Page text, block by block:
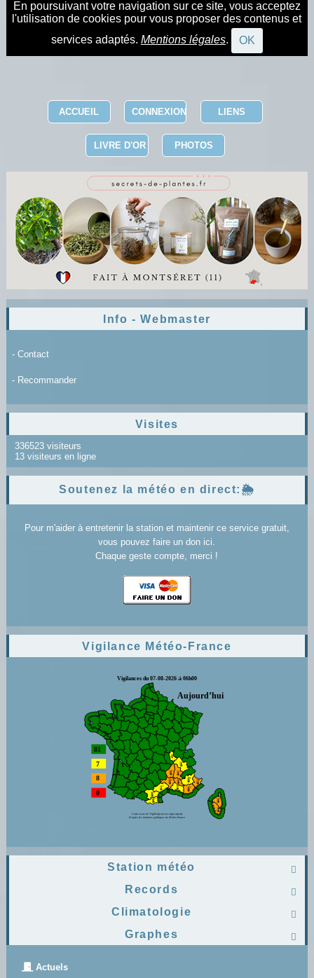
En poursuivant votre navigation sur ce site, vous acceptez
l'utilisation de cookies pour vous proposer des contenus et
services adaptés. Mentions légales. OK
ACCUEIL CONNEXION LIENS
LIVRE D'OR PHOTOS
Info - Webmaster
- Contact
- Recommander
Visites
336523 visiteurs
13 visiteurs en ligne
Soutenez la météo en direct:🌦️
Pour m'aider à entretenir la station et maintenir ce service gratuit,
vous pouvez faire un don ici.
Chaque geste compte, merci !
Vigilance Météo-France

Station météo

Records

Climatologie

Graphes
Actuels